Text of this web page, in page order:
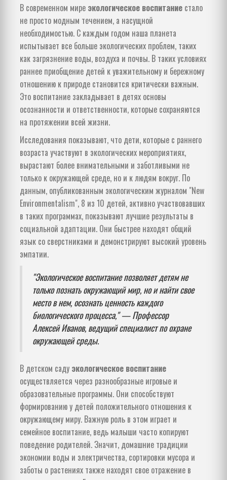
В современном мире экологическое воспитание стало
не просто модным течением, а насущной
необходимостью. С каждым годом наша планета
испытывает все больше экологических проблем, таких
как загрязнение воды, воздуха и почвы. В таких условиях
раннее приобщение детей к уважительному и бережному
отношению к природе становится критически важным.
Это воспитание закладывает в детях основы
осознанности и ответственности, которые сохраняются
на протяжении всей жизни.
Исследования показывают, что дети, которые с раннего
возраста участвуют в экологических мероприятиях,
вырастают более внимательными и заботливыми не
только к окружающей среде, но и к людям вокруг. По
данным, опубликованным экологическим журналом "New
Environmentalism", 8 из 10 детей, активно участвовавших
в таких программах, показывают лучшие результаты в
социальной адаптации. Они быстрее находят общий
язык со сверстниками и демонстрируют высокий уровень
эмпатии.
"Экологическое воспитание позволяет детям не
только познать окружающий мир, но и найти свое
место в нем, осознать ценность каждого
биологического процесса," — Профессор
Алексей Иванов, ведущий специалист по охране
окружающей среды.
В детском саду экологическое воспитание
осуществляется через разнообразные игровые и
образовательные программы. Они способствуют
формированию у детей положительного отношения к
окружающему миру. Важную роль в этом играет и
семейное воспитание, ведь малыши часто копируют
поведение родителей. Значит, домашние традиции
экономии воды и электричества, сортировки мусора и
заботы о растениях также находят свое отражение в